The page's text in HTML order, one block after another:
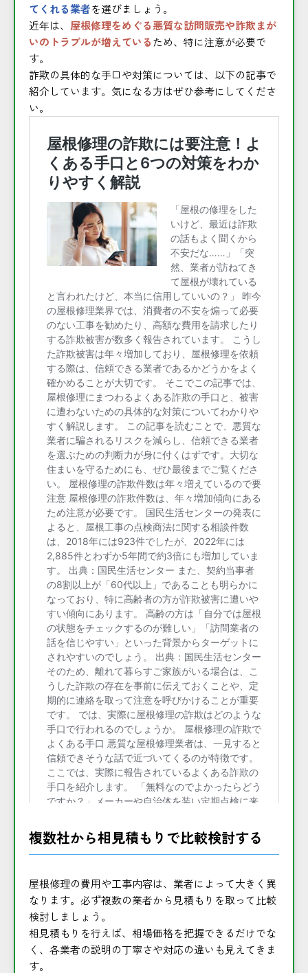
てくれる業者を選びましょう。
近年は、 屋根修理をめぐる悪質な訪問販売や詐欺まが
いのトラブルが増えているため、特に注意が必要で
す。
詐欺の具体的な手口や対策については、以下の記事で
紹介しています。気になる方はぜひ参考にしてくださ
い。
複数社から相見積もりで比較検討する
屋根修理の費用や工事内容は、業者によって大きく異
なります。必ず複数の業者から見積もりを取って比較
検討しましょう。
相見積もりを行えば、相場価格を把握できるだけでな
く、各業者の説明の丁寧さや対応の違いも見えてきま
す。